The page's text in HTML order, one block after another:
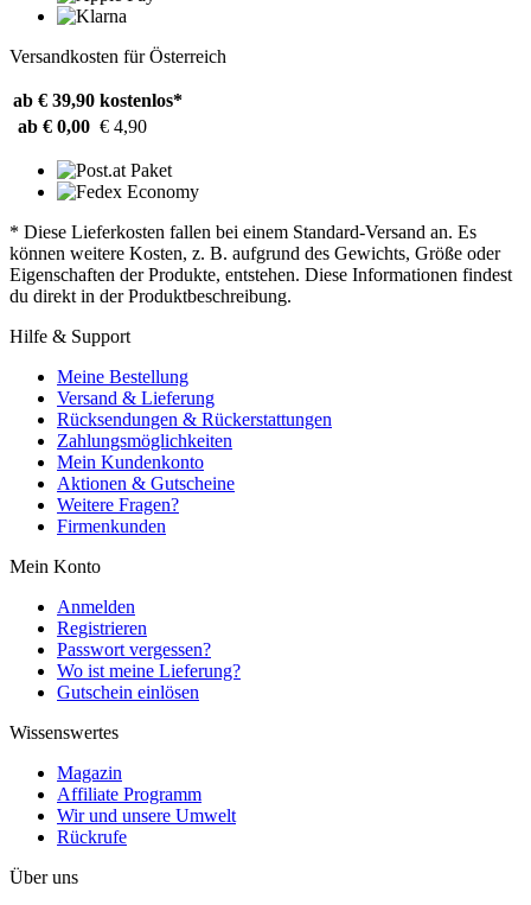
Versandkosten für Österreich
ab € 39,90 kostenlos*
ab € 0,00 € 4,90
* Diese Lieferkosten fallen bei einem Standard-Versand an. Es
können weitere Kosten, z. B. aufgrund des Gewichts, Größe oder
Eigenschaften der Produkte, entstehen. Diese Informationen findest
du direkt in der Produktbeschreibung.
Hilfe & Support
Meine Bestellung
Versand & Lieferung
Rücksendungen & Rückerstattungen
Zahlungsmöglichkeiten
Mein Kundenkonto
Aktionen & Gutscheine
Weitere Fragen?
Firmenkunden
Mein Konto
Anmelden
Registrieren
Passwort vergessen?
Wo ist meine Lieferung?
Gutschein einlösen
Wissenswertes
Magazin
Affiliate Programm
Wir und unsere Umwelt
Rückrufe
Über uns